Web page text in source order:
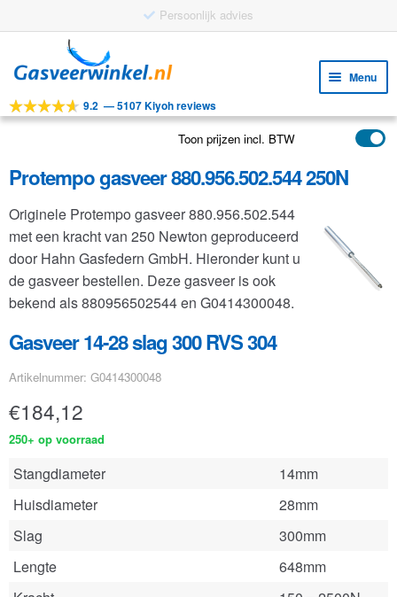
door
navigatie
naar
inhoud
Menu
Tools
Toepassingen
Klantenservice
FAQ
9.2 —5107 Kiyoh reviews
Toon prijzen incl. BTW
Protempo gasveer 880.956.502.544 250N
Originele Protempo gasveer 880.956.502.544
met een kracht van 250 Newton geproduceerd
door Hahn Gasfedern GmbH. Hieronder kunt u
de gasveer bestellen. Deze gasveer is ook
bekend als 880956502544 en G0414300048.
Gasveer 14-28 slag 300 RVS 304
Artikelnummer: G0414300048
€184,12
250+ op voorraad
Stangdiameter
14mm
Huisdiameter
28mm
Slag
300mm
Lengte
648mm